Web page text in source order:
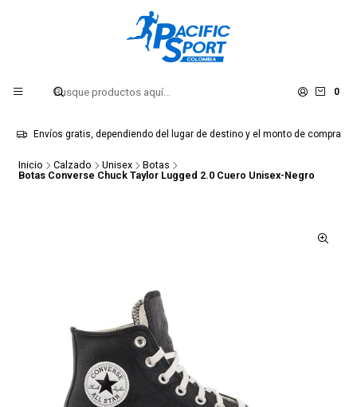
0
Envíos gratis, dependiendo del lugar de destino y el monto de compra
Inicio Calzado Unisex
Botas
Botas Converse Chuck Taylor Lugged 2.0 Cuero Unisex-Negro